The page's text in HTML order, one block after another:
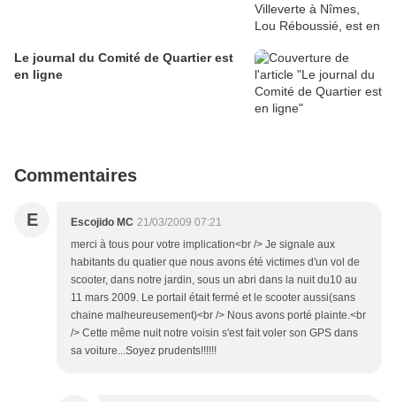
Le journal du Comité de Quartier est
en ligne
Commentaires
E Escojido MC 21/03/2009 07:21
merci à tous pour votre implication<br /> Je signale aux
habitants du quatier que nous avons été victimes d'un vol de
scooter, dans notre jardin, sous un abri dans la nuit du10 au
11 mars 2009. Le portail était fermé et le scooter aussi(sans
chaine malheureusement)<br /> Nous avons porté plainte.<br
/> Cette même nuit notre voisin s'est fait voler son GPS dans
sa voiture...Soyez prudents!!!!!!